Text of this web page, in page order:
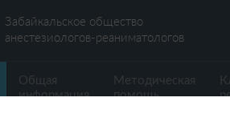
Забайкальское общество
анестезиологов-реаниматологов
Общая
информация
Методическая
помощь